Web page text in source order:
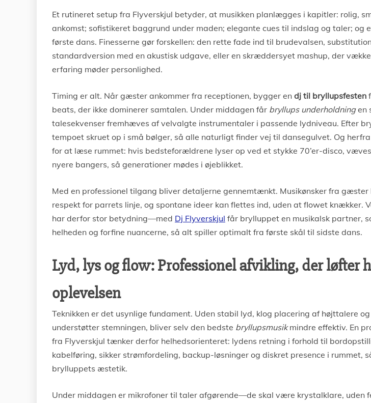
Et rutineret setup fra Flyverskjul betyder, at musikken planlægges i kapitler: rolig,
ankomst; sofistikeret baggrund under maden; elegante cues til indslag og taler; og
første dans. Finesserne gør forskellen: den rette fade ind til brudevalsen,
standardversion med en akustisk udgave, eller en skræddersyet mashup, der
erfaring møder personlighed.
Timing er alt. Når gæster ankommer fra receptionen, bygger en dj til bryllupsfesten
beats, der ikke dominerer samtalen. Under middagen får bryllups underholdningen
talesekvenser fremhæves af velvalgte instrumentaler i passende lydniveau. Efter
tempoet skruet op i små bølger, så alle naturligt finder vej til dansegulvet. Og
for at læse rummet: hvis bedsteforældrene lyser op ved et stykke 70’er-disco,
nyere bangers, så generationer mødes i øjeblikket.
Med en professionel tilgang bliver detaljerne gennemtænkt. Musikønsker fra gæster
respekt for parrets linje, og spontane ideer kan flettes ind, uden at flowet knækker.
har derfor stor betydning—med Dj Flyverskjul får brylluppet en musikalsk partner,
helheden og forfine nuancerne, så alt spiller optimalt fra første skål til sidste dans.
Lyd, lys og flow: Professionel afvikling, der løfter
oplevelsen
Teknikken er det usynlige fundament. Uden stabil lyd, klog placering af højttalere
understøtter stemningen, bliver selv den bedste bryllupsmusikmindre effektiv. En
fra Flyverskjul tænker derfor helhedsorienteret: lydens retning i forhold til
kabelføring, sikker strømfordeling, backup-løsninger og diskret presence i rummet,
brylluppets æstetik.
Under middagen er mikrofoner til taler afgørende—de skal være krystalklare, uden